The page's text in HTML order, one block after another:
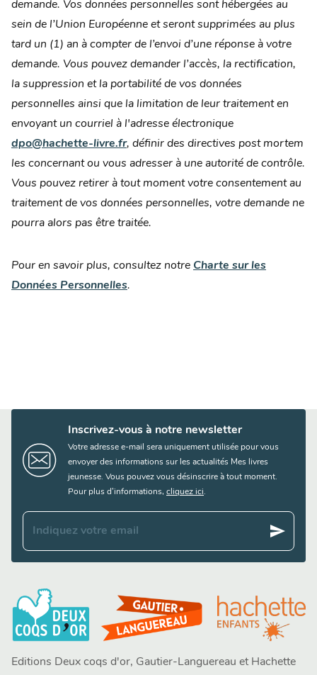
demande. Vos données personnelles sont hébergées au
sein de l’Union Européenne et seront supprimées au plus
tard un (1) an à compter de l’envoi d’une réponse à votre
demande. Vous pouvez demander l’accès, la rectification,
la suppression et la portabilité de vos données
personnelles ainsi que la limitation de leur traitement en
envoyant un courriel à l'adresse électronique
dpo@hachette-livre.fr, définir des directives post mortem
les concernant ou vous adresser à une autorité de contrôle.
Vous pouvez retirer à tout moment votre consentement au
traitement de vos données personnelles, votre demande ne
pourra alors pas être traitée.
Pour en savoir plus, consultez notre Charte sur les
Données Personnelles.
Inscrivez-vous à notre newsletter
Votre adresse e-mail sera uniquement utilisée pour vous
envoyer des informations sur les actualités Mes livres
jeunesse. Vous pouvez vous désinscrire à tout moment.
Pour plus d’informations, cliquez ici.
Indiquez votre email send
Editions Deux coqs d'or, Gautier-Languereau et Hachette